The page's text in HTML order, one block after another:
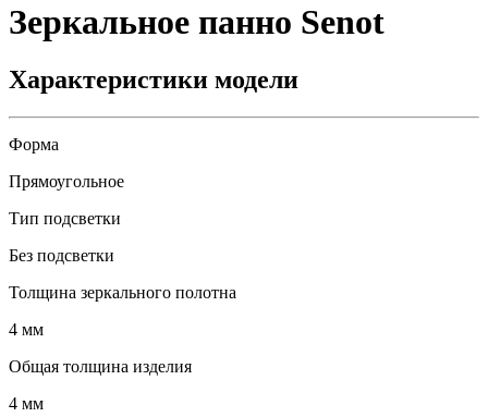
Зеркальное панно Senot
Характеристики модели
Форма
Прямоугольное
Тип подсветки
Без подсветки
Толщина зеркального полотна
4 мм
Общая толщина изделия
4 мм